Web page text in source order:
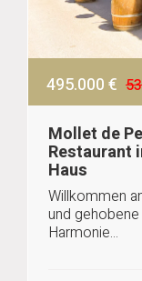
495.000 €
Mollet de
Restaurant
Haus
Willkommen
und
Harmonie...